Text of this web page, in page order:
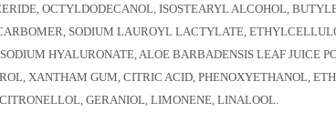
OCTYLDODECANOL, ISOSTEARYL ALCOHOL,
SODIUM LAUROYL LACTYLATE,
HYALURONATE, ALOE BARBADENSIS LEAF JUICE
XANTHAM GUM, CITRIC ACID, PHENOXYETHANOL,
GERANIOL, LIMONENE, LINALOOL.